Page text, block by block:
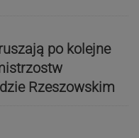
po kolejne
Rzeszowskim